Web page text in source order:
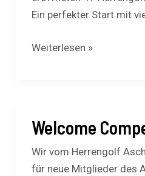
Ein perfekter Start mit
Weiterlesen »
Welcome
Wir vom Herrengolf
für neue Mitglieder des
Welcome